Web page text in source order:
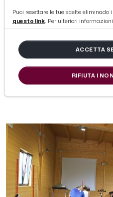
Ascoli Picchio,
per il Piemonte.
#SOSAAA
di Redazione Picenotime
Puoi resettare le tue scelte eliminado
questo link. Per ulteriori
ACCETTA
RIFIUTA I